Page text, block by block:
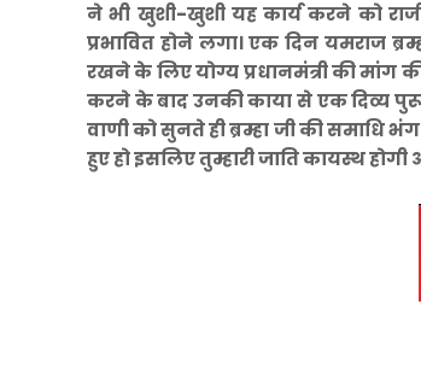
ने भी खुशी-खुशी यह कार्य करने को
प्रभावित होने लगा। एक दिन यमराज
रखने के लिए योग्य प्रधानमंत्री की मांग
करने के बाद उनकी काया से एक दिव्य पुरूष
वाणी को सुनते ही ब्रम्हा जी की समाधि
हुए हो इसलिए तुम्हारी जाति कायस्थ